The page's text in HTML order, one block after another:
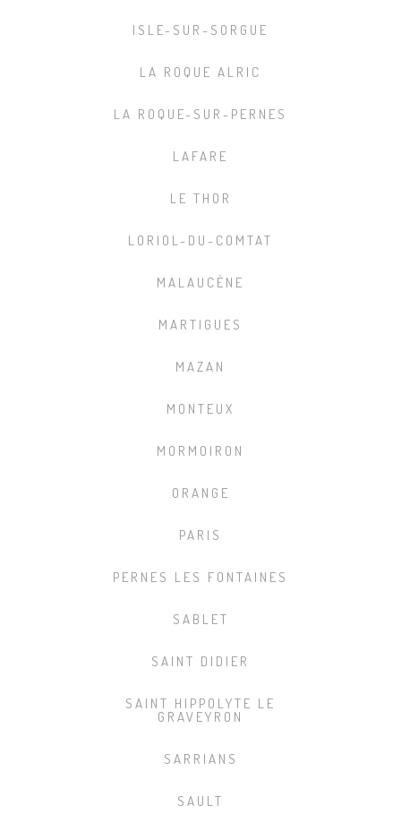
ISLE-SUR-SORGUE
LA ROQUE ALRIC
LA ROQUE-SUR-PERNES
LAFARE
LE THOR
LORIOL-DU-COMTAT
MALAUCÈNE
MARTIGUES
MAZAN
MONTEUX
MORMOIRON
ORANGE
PARIS
PERNES LES FONTAINES
SABLET
SAINT DIDIER
SAINT HIPPOLYTE LE
GRAVEYRON
SARRIANS
SAULT